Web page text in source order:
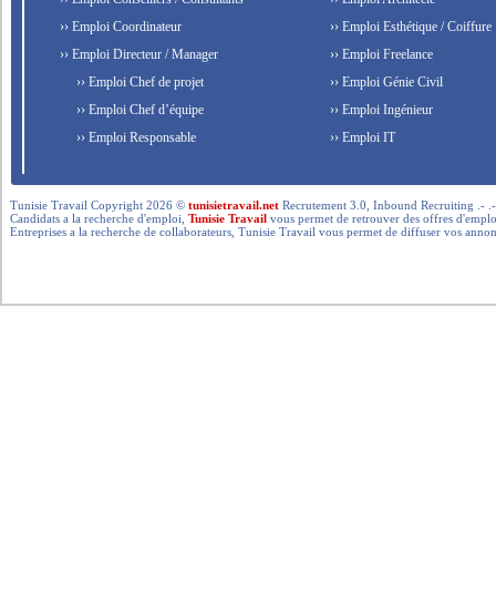
›› Emploi Coordinateur
›› Emploi Directeur / Manager
›› Emploi Chef de projet
›› Emploi Chef d’équipe
›› Emploi Responsable
›› Emploi Esthétique / Coiffure
›› Emploi Freelance
›› Emploi Génie Civil
›› Emploi Ingénieur
›› Emploi IT
Tunisie Travail Copyright 2026 ©tunisietravail.net Recrutement 3.0, Inbound Recruiting .-
Candidats a la recherche d'emploi,Tunisie Travail vous permet de retrouver des offres
Entreprises a la recherche de collaborateurs, Tunisie Travail vous permet de diffuser vos